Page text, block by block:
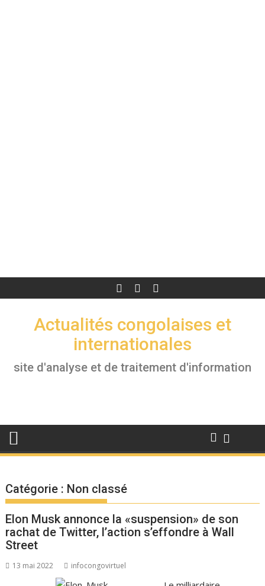
Actualités congolaises et
internationales
site d'analyse et de traitement d'information
Catégorie : Non classé
Elon Musk annonce la «suspension» de son
rachat de Twitter, l’action s’effondre à Wall
Street
13 mai 2022 infocongovirtuel